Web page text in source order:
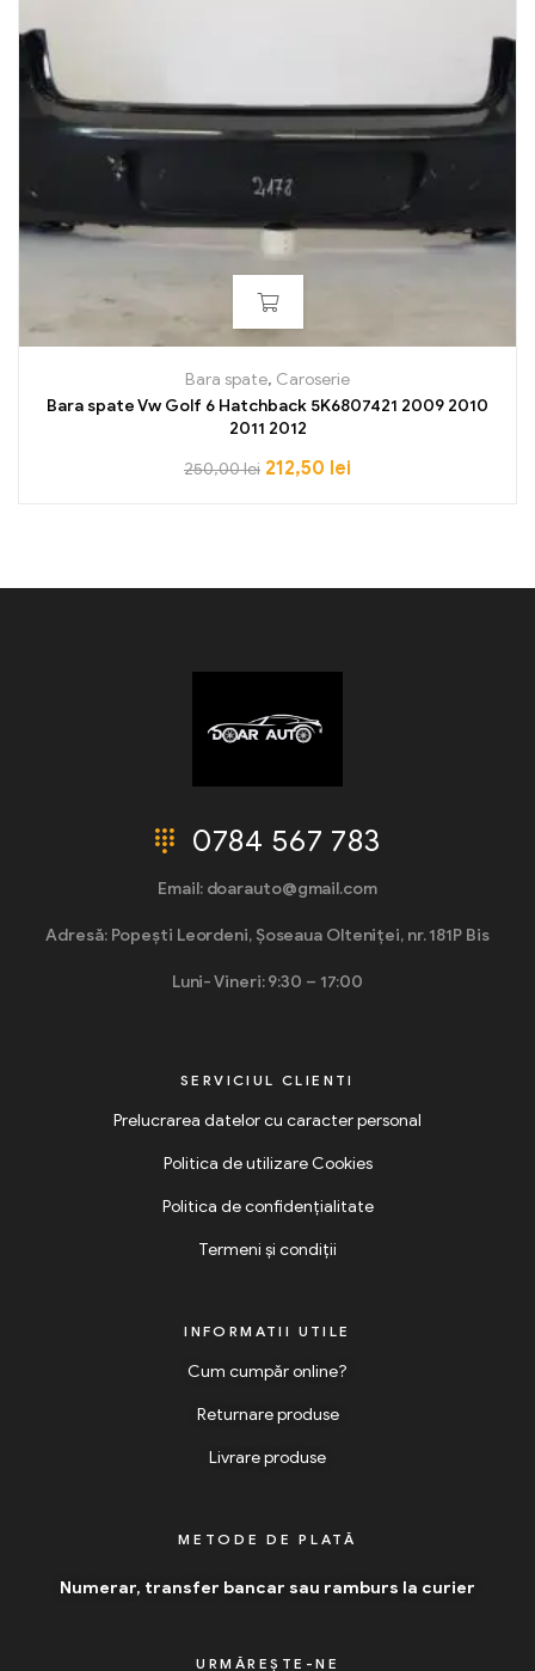
Bara spate, Caroserie
Bara spate Vw Golf 6 Hatchback 5K6807421 2009 2010
2011 2012
250,00lei 212,50 lei
0784 567 783
Email: doarauto@gmail.com
Adresă: Popești Leordeni, Șoseaua Olteniței, nr. 181P Bis
Luni- Vineri: 9:30 – 17:00
SERVICIUL CLIENTI
Prelucrarea datelor cu caracter personal
Politica de utilizare Cookies
Politica de confidențialitate
Termeni și condiții
INFORMATII UTILE
Cum cumpăr online?
Returnare produse
Livrare produse
METODE DE PLATĂ
Numerar, transfer bancar sau ramburs la curier
URMĂREȘTE-NE